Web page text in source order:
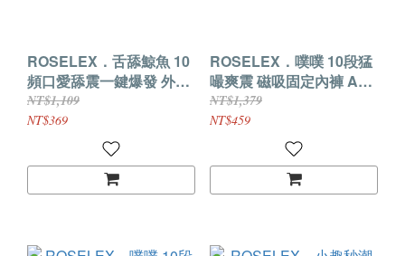
ROSELEX．舌舔鯨魚 10
頻口愛舔震一鍵爆發 外出
夾著高潮穿戴跳蛋【粉
色】
NT$1,109
NT$369
ROSELEX．噗噗 10段猛
嘬爽震 磁吸固定內褲 APP
異地遠控隱形穿戴跳蛋
【綠色】
NT$1,379
NT$459